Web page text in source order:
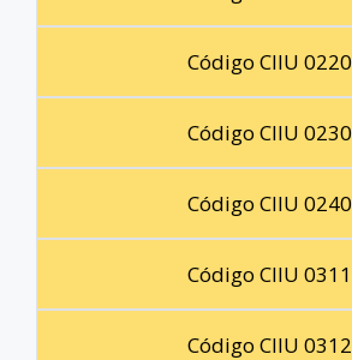
Código CIIU 0220
Código CIIU 0230
Código CIIU 0240
Código CIIU 0311
Código CIIU 0312